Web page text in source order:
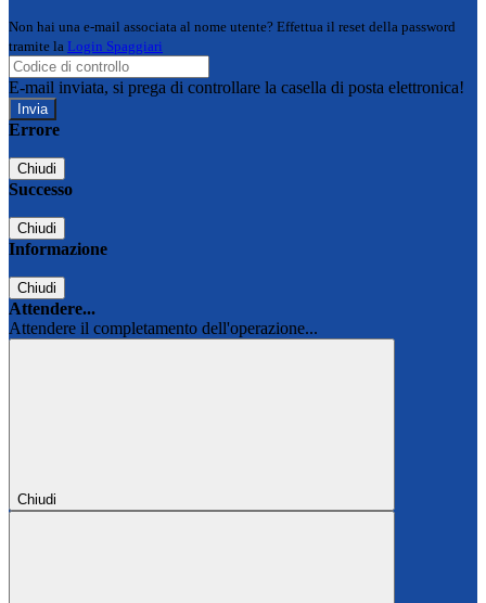
Non hai una e-mail associata al nome utente? Effettua il reset della password
tramite la Login Spaggiari
E-mail inviata, si prega di controllare la casella di posta elettronica!
Errore
Chiudi
Successo
Chiudi
Informazione
Chiudi
Attendere...
Attendere il completamento dell'operazione...
Chiudi